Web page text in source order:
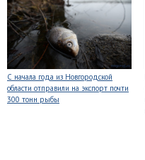
С начала года из Новгородской
области отправили на экспорт почти
300 тонн рыбы